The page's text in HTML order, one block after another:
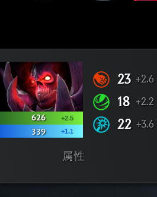
626 +2.5
339 +1.1
23 +2.6
18 +2.2
22 +3.6
属性